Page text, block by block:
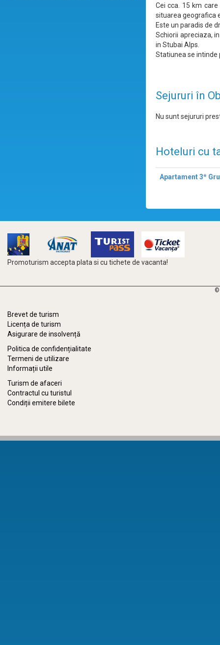
Cei cca. 15 km
situarea geografica
Este un paradis de
Schiorii apreciaza,
in Stubai Alps.
Statiunea se intinde
Sejururi în
Nu sunt sejururi
Hoteluri cu
Apartament 3*
Promoturism accepta plata si cu tichete de vacanta!
©
Brevet de turism
Licența de turism
Asigurare de insolvență
Politica de confidențialitate
Termeni de utilizare
Informații utile
Turism de afaceri
Contractul cu turistul
Condiții emitere bilete